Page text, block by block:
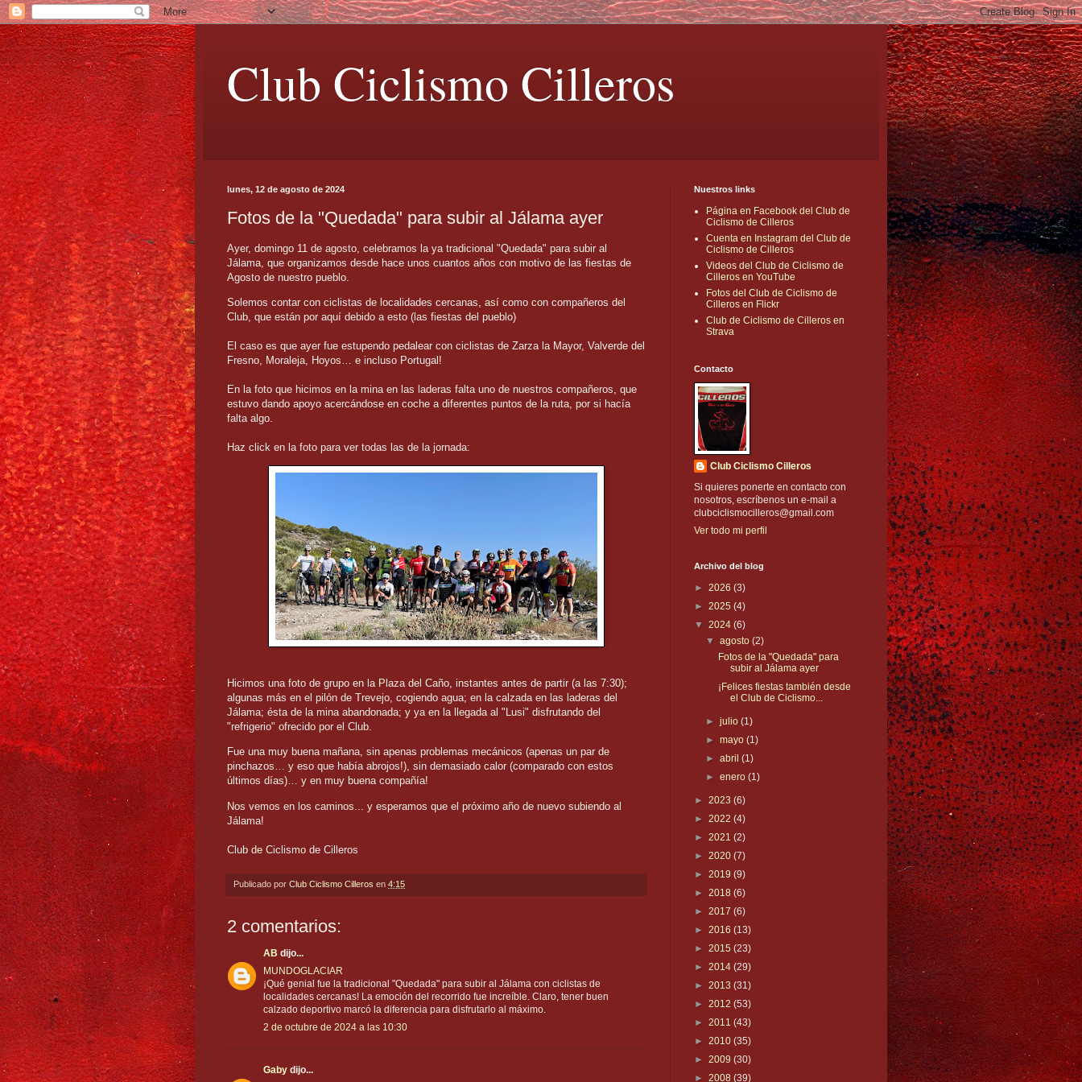
Club Ciclismo Cilleros
lunes, 12 de agosto de 2024
Fotos de la "Quedada" para subir al Jálama ayer
Ayer, domingo 11 de agosto, celebramos la ya tradicional "Quedada" para subir al
Jálama, que organizamos desde hace unos cuantos años con motivo de las fiestas de
Agosto de nuestro pueblo.
Solemos contar con ciclistas de localidades cercanas, así como con compañeros del
Club, que están por aquí debido a esto (las fiestas del pueblo)
El caso es que ayer fue estupendo pedalear con ciclistas de Zarza la Mayor, Valverde del
Fresno, Moraleja, Hoyos… e incluso Portugal!
En la foto que hicimos en la mina en las laderas falta uno de nuestros compañeros, que
estuvo dando apoyo acercándose en coche a diferentes puntos de la ruta, por si hacía
falta algo.
Haz click en la foto para ver todas las de la jornada:
Hicimos una foto de grupo en la Plaza del Caño, instantes antes de partir (a las 7:30);
algunas más en el pilón de Trevejo, cogiendo agua; en la calzada en las laderas del
Jálama; ésta de la mina abandonada; y ya en la llegada al "Lusi" disfrutando del
"refrigerio" ofrecido por el Club.
Fue una muy buena mañana, sin apenas problemas mecánicos (apenas un par de
pinchazos… y eso que había abrojos!), sin demasiado calor (comparado con estos
últimos días)… y en muy buena compañía!
Nos vemos en los caminos... y esperamos que el próximo año de nuevo subiendo al
Jálama!
Club de Ciclismo de Cilleros
Publicado por Club Ciclismo Cilleros en 4:15
2 comentarios:
AB dijo...
MUNDOGLACIAR
¡Qué genial fue la tradicional "Quedada" para subir al Jálama con ciclistas de
localidades cercanas! La emoción del recorrido fue increíble. Claro, tener buen
calzado deportivo marcó la diferencia para disfrutarlo al máximo.
2 de octubre de 2024 a las 10:30
Gaby dijo...
Nuestros links
Página en Facebook del Club de
Ciclismo de Cilleros
Cuenta en Instagram del Club de
Ciclismo de Cilleros
Videos del Club de Ciclismo de
Cilleros en YouTube
Fotos del Club de Ciclismo de
Cilleros en Flickr
Club de Ciclismo de Cilleros en
Strava
Contacto
Club Ciclismo Cilleros
Si quieres ponerte en contacto con
nosotros, escríbenos un e-mail a
clubciclismocilleros@gmail.com
Ver todo mi perfil
Archivo del blog
► 2026 (3)
► 2025 (4)
▼ 2024 (6)
▼agosto(2)
Fotos de la "Quedada" para
subir al Jálama ayer
¡Felices fiestas también desde
el Club de Ciclismo...
►julio(1)
►mayo(1)
►abril(1)
►enero(1)
► 2023 (6)
► 2022 (4)
► 2021 (2)
► 2020 (7)
► 2019 (9)
► 2018 (6)
► 2017 (6)
► 2016 (13)
► 2015 (23)
► 2014 (29)
► 2013 (31)
► 2012 (53)
► 2011 (43)
► 2010 (35)
► 2009 (30)
► 2008 (39)